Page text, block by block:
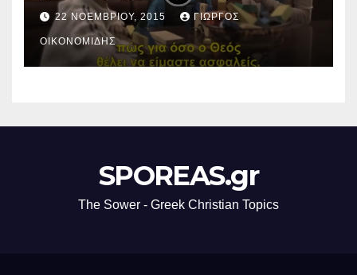
22 ΝΟΕΜΒΡΊΟΥ, 2015 ΓΙΏΡΓΟΣ
ΟΙΚΟΝΟΜΊΔΗΣ
SPOREAS.gr
The Sower - Greek Christian Topics